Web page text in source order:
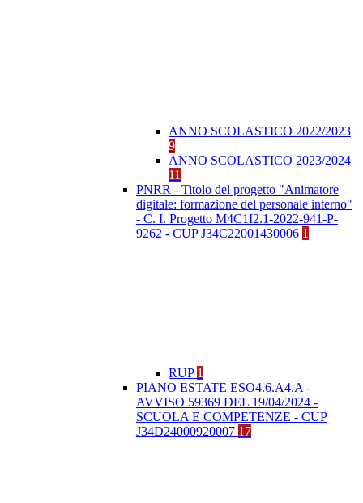
ANNO SCOLASTICO 2022/2023
9
ANNO SCOLASTICO 2023/2024
11
PNRR - Titolo del progetto "Animatore
digitale: formazione del personale interno"
- C. I. Progetto M4C1I2.1-2022-941-P-
9262 - CUP J34C22001430006 1
RUP 1
PIANO ESTATE ESO4.6.A4.A -
AVVISO 59369 DEL 19/04/2024 -
SCUOLA E COMPETENZE - CUP
J34D24000920007 17